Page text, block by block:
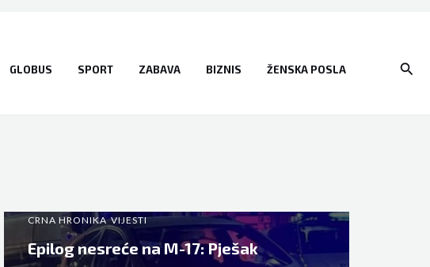
GLOBUS SPORT ZABAVA BIZNIS ŽENSKA POSLA
CRNA HRONIKA VIJESTI
Epilog nesreće na M-17: Pješak